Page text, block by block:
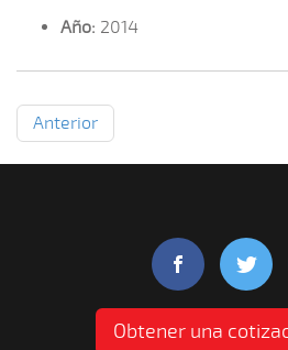
Año: 2014
Anterior
Obtener una